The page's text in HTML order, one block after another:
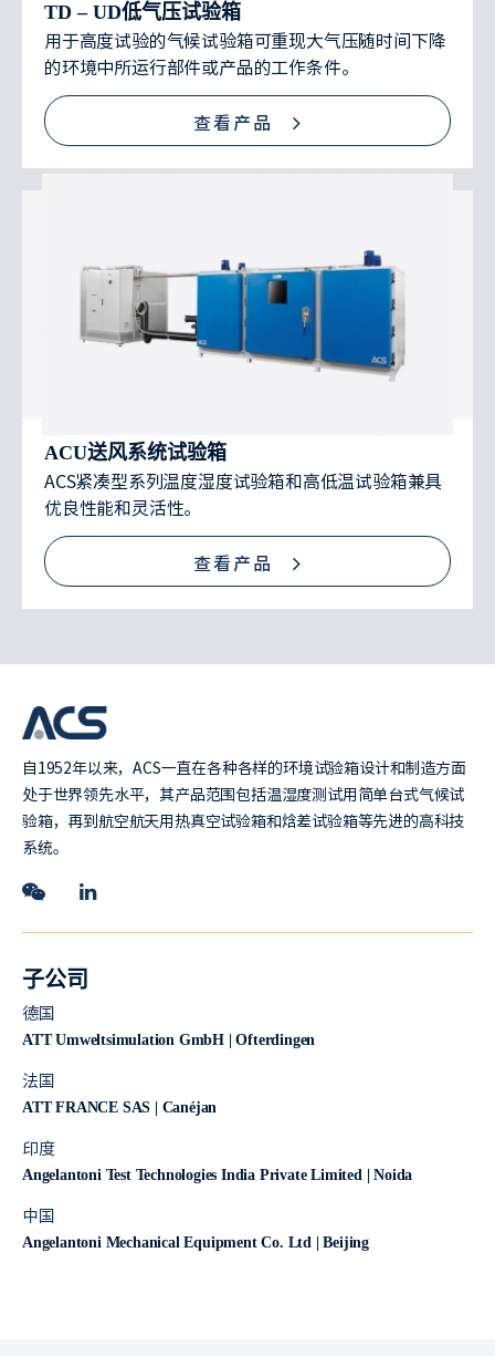
TD – UD低气压试验箱
用于高度试验的气候试验箱可重现大气压随时间下降
的环境中所运行部件或产品的工作条件。
查看产品
ACU送风系统试验箱
ACS紧凑型系列温度湿度试验箱和高低温试验箱兼具
优良性能和灵活性。
查看产品
自1952年以来，ACS一直在各种各样的环境试验箱设计和制造方面
处于世界领先水平，其产品范围包括温湿度测试用简单台式气候试
验箱，再到航空航天用热真空试验箱和焓差试验箱等先进的高科技
系统。
子公司
德国
ATT Umweltsimulation GmbH | Ofterdingen
法国
ATT FRANCE SAS | Canéjan
印度
Angelantoni Test Technologies India Private Limited | Noida
中国
Angelantoni Mechanical Equipment Co. Ltd | Beijing